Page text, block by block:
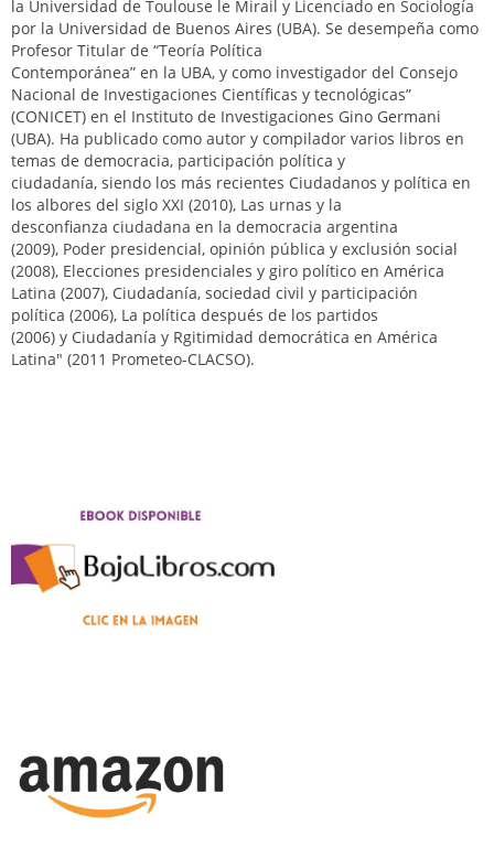
la Universidad de Toulouse le Mirail y Licenciado en Sociología
por la Universidad de Buenos Aires (UBA). Se desempeña como
Profesor Titular de “Teoría Política
Contemporánea” en la UBA, y como investigador del Consejo
Nacional de Investigaciones Científicas y tecnológicas”
(CONICET) en el Instituto de Investigaciones Gino Germani
(UBA). Ha publicado como autor y compilador varios libros en
temas de democracia, participación política y
ciudadanía, siendo los más recientes Ciudadanos y política en
los albores del siglo XXI (2010), Las urnas y la
desconfianza ciudadana en la democracia argentina
(2009), Poder presidencial, opinión pública y exclusión social
(2008), Elecciones presidenciales y giro político en América
Latina (2007), Ciudadanía, sociedad civil y participación
política (2006), La política después de los partidos
(2006) y Ciudadanía y Rgitimidad democrática en América
Latina" (2011 Prometeo-CLACSO).